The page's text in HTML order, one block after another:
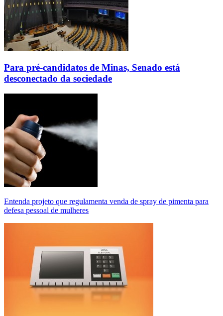
Para pré-candidatos de Minas, Senado está
desconectado da sociedade
Entenda projeto que regulamenta venda de spray de pimenta para
defesa pessoal de mulheres